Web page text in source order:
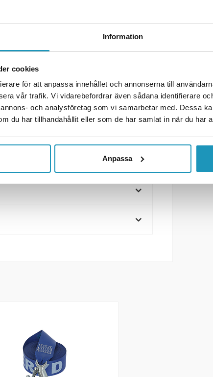
Information
cookies
för att anpassa innehållet och annonserna till
vår trafik. Vi vidarebefordrar även sådana identifierare
och analysföretag som vi samarbetar med. Dessa
du har tillhandahållit eller som de har samlat in när du har
Anpassa